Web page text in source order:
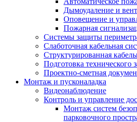
Дымоудаление и
Оповещение и
Пожарная
Системы защиты
Слаботочная кабельная
Структурированная
Подготовка технического
Проектно-сметная
Монтаж и пусконаладка
Видеонаблюдение
Контроль и управление
Монтаж систем
парковочного